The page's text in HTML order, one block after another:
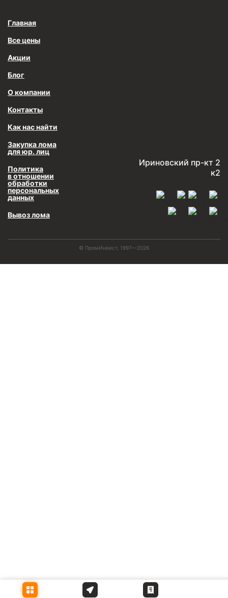
Главная
Все цены
Акции
Блог
О компании
Контакты
Как нас найти
Закупка лома
для юр. лиц
Политика
в отношении
обработки
персональных
данных
Вывоз лома
Ириновский пр-кт 2
к2
© ПромИнвест, 1997—2026